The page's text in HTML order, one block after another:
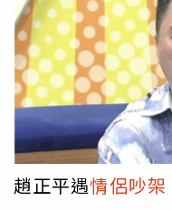
為，恐違反《道路交通
台幣500元罰鍰。
趙正平遇情侶吵架